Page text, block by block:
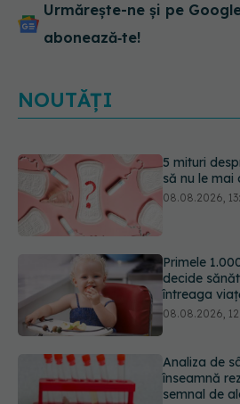
Urmărește-ne și pe
abonează‑te!
NOUTĂȚI
Primele
decide
întreaga
Analiza de
înseamnă
semnal de
08.08.2026,
Trucul
răcorește
să nu te